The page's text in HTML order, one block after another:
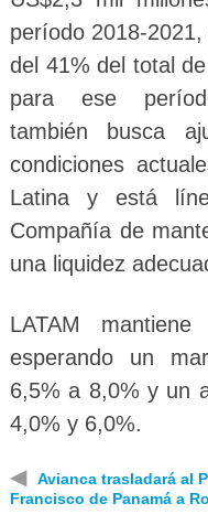
período 2018-
del 41% del total
para ese
también busca
condiciones
Latina y está
Compañía de
una liquidez
LATAM
esperando un
6,5% a 8,0% y un
4,0% y 6,0%.
◀
Avianca trasladará al
Francisco de Panamá a